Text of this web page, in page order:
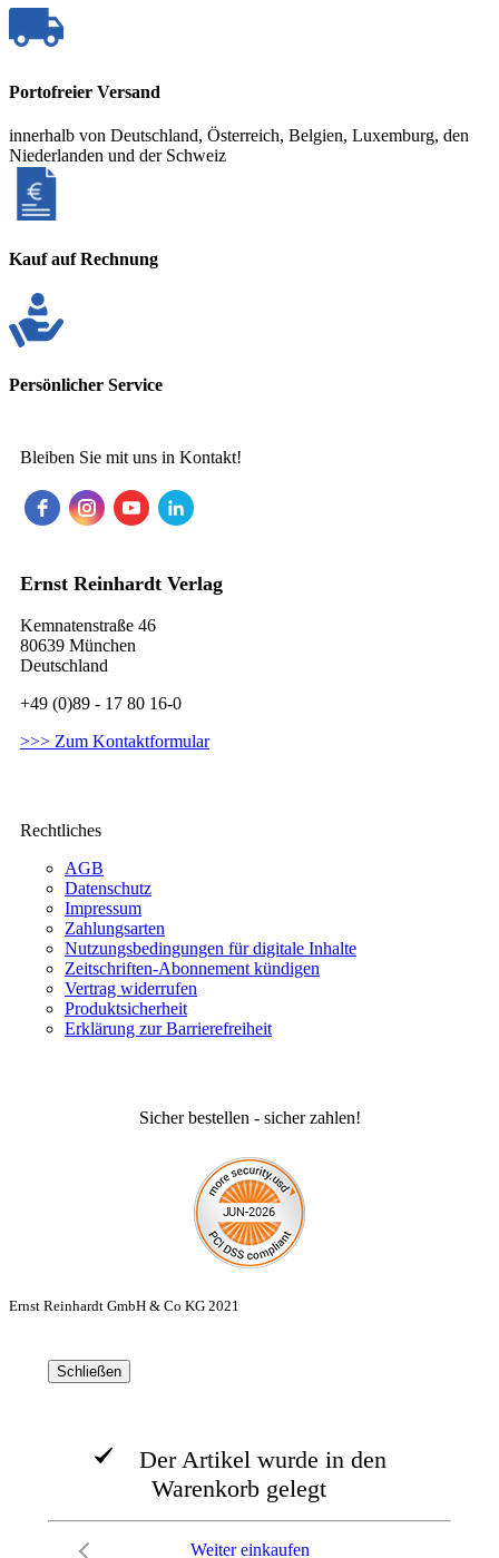
Portofreier Versand
innerhalb von Deutschland, Österreich, Belgien, Luxemburg, den
Niederlanden und der Schweiz
Kauf auf Rechnung
Persönlicher Service
Bleiben Sie mit uns in Kontakt!
Ernst Reinhardt Verlag
Kemnatenstraße 46
80639 München
Deutschland
+49 (0)89 - 17 80 16-0
>>> Zum Kontaktformular
Rechtliches
AGB
Datenschutz
Impressum
Zahlungsarten
Nutzungsbedingungen für digitale Inhalte
Zeitschriften-Abonnement kündigen
Vertrag widerrufen
Produktsicherheit
Erklärung zur Barrierefreiheit
Sicher bestellen - sicher zahlen!
Ernst Reinhardt GmbH & Co KG 2021
Schließen
Der Artikel wurde in den
Warenkorb gelegt
Weiter einkaufen